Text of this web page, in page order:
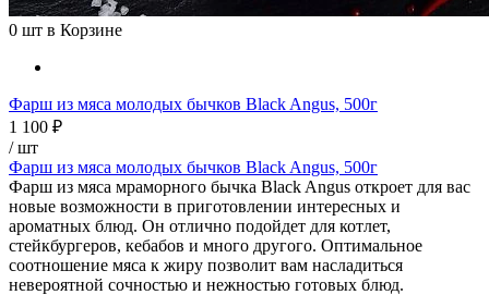
0 шт в Корзине
Фарш из мяса молодых бычков Black Angus, 500г
1 100 ₽
/ шт
Фарш из мяса молодых бычков Black Angus, 500г
Фарш из мяса мраморного бычка Black Angus откроет для вас
новые возможности в приготовлении интересных и
ароматных блюд. Он отлично подойдет для котлет,
стейкбургеров, кебабов и много другого. Оптимальное
соотношение мяса к жиру позволит вам насладиться
невероятной сочностью и нежностью готовых блюд.